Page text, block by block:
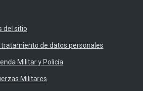
del sitio
tratamiento de datos personales
Militar y Policía
Militares